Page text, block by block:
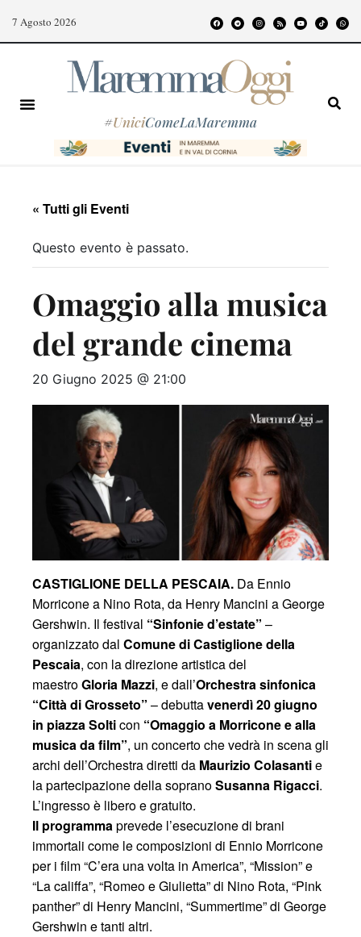
7 Agosto 2026
#UniciComeLaMaremma
« Tutti gli Eventi
Questo evento è passato.
Omaggio alla musica
del grande cinema
20 Giugno 2025 @ 21:00
CASTIGLIONE DELLA PESCAIA. Da Ennio
Morricone a Nino Rota, da Henry Mancini a George
Gershwin. Il festival “Sinfonie d’estate” –
organizzato dal Comune di Castiglione della
Pescaia, con la direzione artistica del
maestroGloria Mazzi, e dall’Orchestra sinfonica
“Città di Grosseto” – debuttavenerdì 20 giugno
in piazza Solticon “Omaggio a Morricone e alla
musica da film”, un concerto che vedrà in scena gli
archi dell’Orchestra diretti da Maurizio Colasantie
la partecipazione della sopranoSusanna Rigacci.
L’ingresso è libero e gratuito.
Il programmaprevede l’esecuzione di brani
immortali come le composizioni di Ennio Morricone
per i film “C’era una volta in America”, “Mission” e
“La califfa”, “Romeo e Giulietta” di Nino Rota, “Pink
panther” di Henry Mancini, “Summertime” di George
Gershwin e tanti altri.